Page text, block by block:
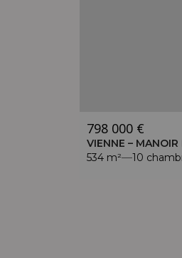
798 000 €
534 m²
10